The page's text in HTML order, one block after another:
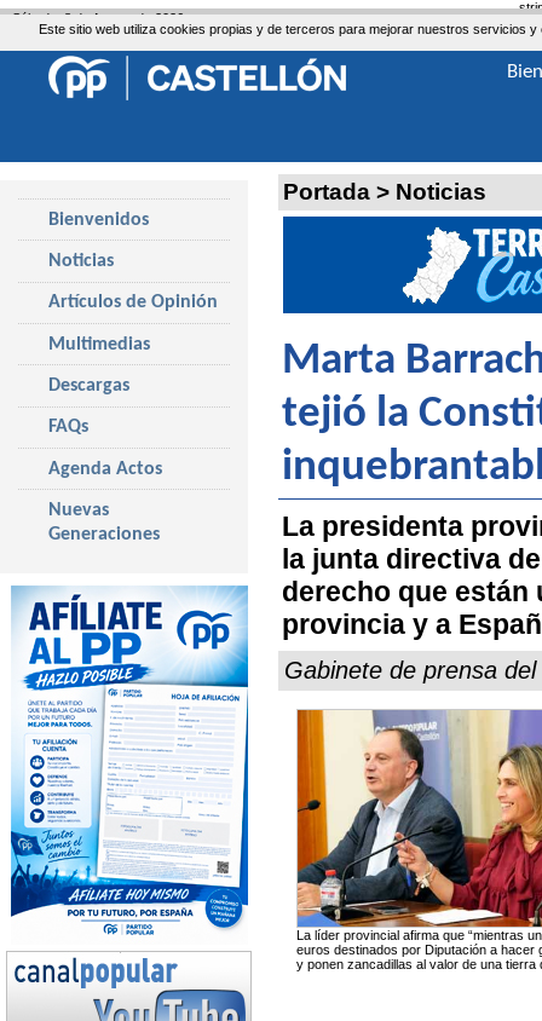
Este sitio web utiliza cookies propias y de terceros para mejorar nuestros servicios
Portada > Noticias
Marta
tejió la
La presidenta
la junta directiva
derecho que están
provincia y a
Gabinete de prensa
La líder provincial afirma que “mientras
euros destinados por Diputación a
y ponen zancadillas al valor de una tierra
Bienvenidos
Noticias
Artículos de Opinión
Multimedias
Descargas
FAQs
Agenda Actos
Nuevas
Generaciones
Sábado, 8 de Agosto de 2026